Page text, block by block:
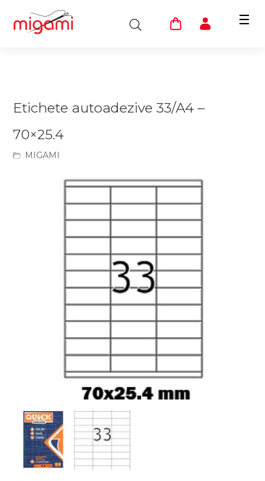
☰
Etichete autoadezive 33/A4 –
70×25.4
MIGAMI